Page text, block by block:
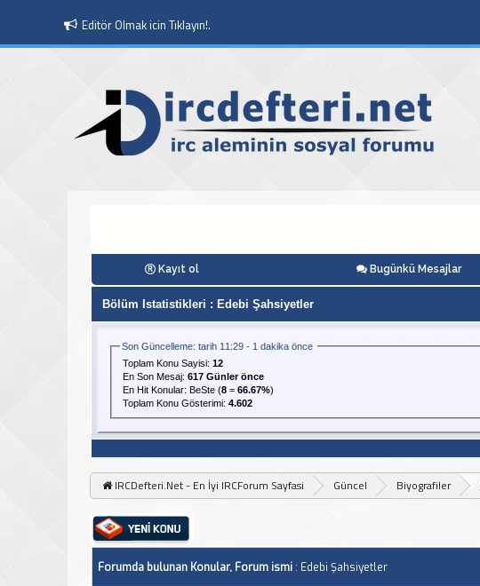
Editör Olmak icin Tıklayın!.
Kayıt ol Bugünkü Mesajlar
Bölüm Istatistikleri : Edebi Şahsiyetler
Son Güncelleme: tarih 11:29 - 1 dakika önce
Toplam Konu Sayisi: 12
En Son Mesaj: 617 Günler önce
En Hit Konular: BeSte(8= 66.67%)
Toplam Konu Gösterimi: 4.602
IRCDefteri.Net - En İyi IRCForum Sayfasi Güncel Biyografiler
Forumda bulunan Konular, Forum ismi: Edebi Şahsiyetler